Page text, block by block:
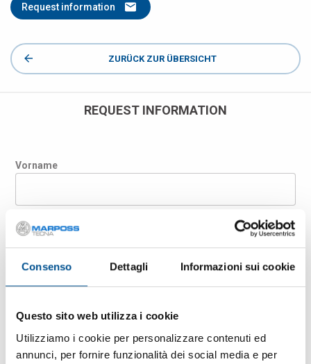
Consenso Dettagli Informazioni sui cookie
Questo sito web utilizza i cookie
Utilizziamo i cookie per personalizzare contenuti ed
annunci, per fornire funzionalità dei social media e per
Request information
ZURÜCK ZUR ÜBERSICHT
REQUEST INFORMATION
Vorname
Nachname
Unternehmen